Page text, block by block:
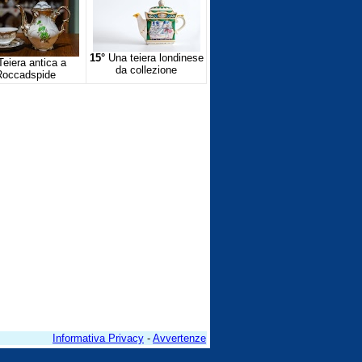
antica a
15°Una teiera londinese
da collezione
Informativa Privacy - Avvertenze